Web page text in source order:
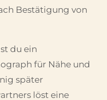
Bestätigung von
du ein
für Nähe und
später
löst eine